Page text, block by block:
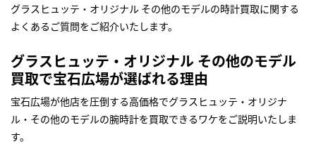
グラスヒュッテ・オリジナル その他のモデルの時計買取に関する
よくあるご質問をご紹介いたします。
グラスヒュッテ・オリジナル その他のモデル
買取で宝石広場が選ばれる理由
宝石広場が他店を圧倒する高価格でグラスヒュッテ・オリジナ
ル・その他のモデルの腕時計を買取できるワケをご説明いたしま
す。